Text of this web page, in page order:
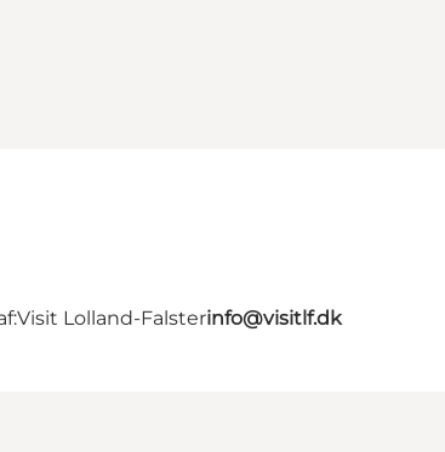
Visit Lolland-Falsterinfo@visitlf.dk